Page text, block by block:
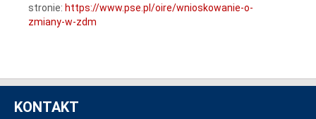
stronie: https://www.pse.pl/oire/wnioskowanie-o-
zmiany-w-zdm
KONTAKT